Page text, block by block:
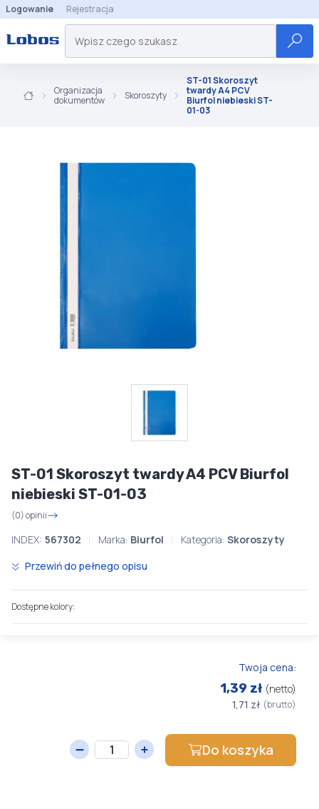
Logowanie Rejestracja
Organizacja
dokumentów
Skoroszyty
ST-01 Skoroszyt
twardy A4 PCV
Biurfol niebieski ST-
01-03
ST-01 Skoroszyt twardy A4 PCV Biurfol
niebieski ST-01-03
(0) opinii
INDEX: 567302 Marka: Biurfol Kategoria: Skoroszyty
Przewiń do pełnego opisu
Dostępne kolory:
Twoja cena:
1,39 zł (netto)
1,71 zł (brutto)
Do koszyka